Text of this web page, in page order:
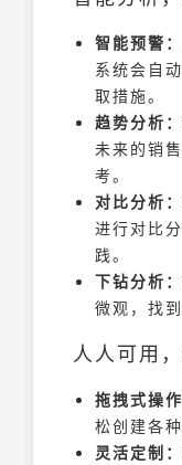
智能预警：
系统会自
取措施。
趋势分析：
未来的销
考。
对比分析：
进行对比
践。
下钻分析：
微观，找
人人可用
拖拽式操作
松创建各
灵活定制：